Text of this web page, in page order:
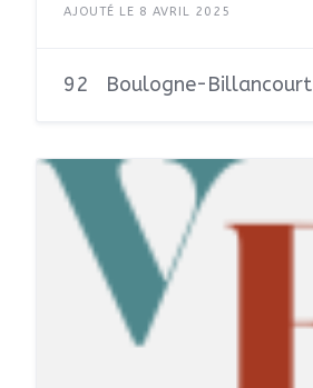
AJOUTÉ LE 8 AVRIL 2025
92 Boulogne-Billancourt